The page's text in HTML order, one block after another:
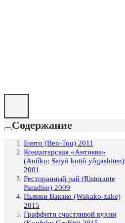
Содержание
Бэнто (Ben-Tou) 2011
Кондитерская «Антиква»
(Antîku: Seiyô kottô yôgashiten)
2001
Ресторанный рай (Ristorante
Paradiso) 2009
Пьянки Вакако (Wakako-zake)
2015
Граффити счастливой кухни